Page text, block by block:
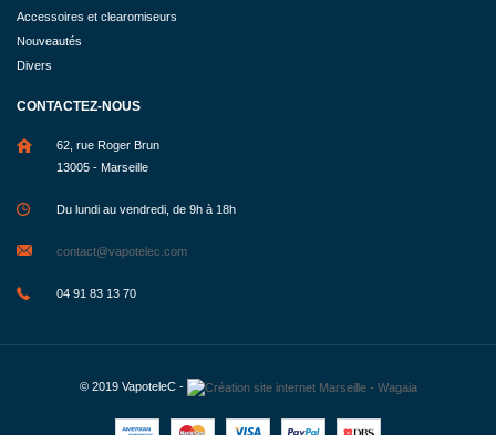
Accessoires et clearomiseurs
Nouveautés
Divers
CONTACTEZ-NOUS
62, rue Roger Brun
13005 - Marseille
Du lundi au vendredi, de 9h à 18h
contact@vapotelec.com
04 91 83 13 70
© 2019 VapoteleC-